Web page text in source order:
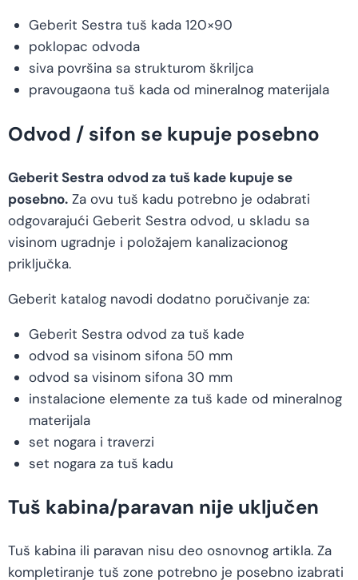
Geberit Sestra tuš kada 120×90
poklopac odvoda
siva površina sa strukturom škriljca
pravougaona tuš kada od mineralnog materijala
Odvod / sifon se kupuje posebno
Geberit Sestra odvod za tuš kade kupuje se
posebno. Za ovu tuš kadu potrebno je odabrati
odgovarajući Geberit Sestra odvod, u skladu sa
visinom ugradnje i položajem kanalizacionog
priključka.
Geberit katalog navodi dodatno poručivanje za:
Geberit Sestra odvod za tuš kade
odvod sa visinom sifona 50 mm
odvod sa visinom sifona 30 mm
instalacione elemente za tuš kade od mineralnog
materijala
set nogara i traverzi
set nogara za tuš kadu
Tuš kabina/paravan nije uključen
Tuš kabina ili paravan nisu deo osnovnog artikla. Za
kompletiranje tuš zone potrebno je posebno izabrati